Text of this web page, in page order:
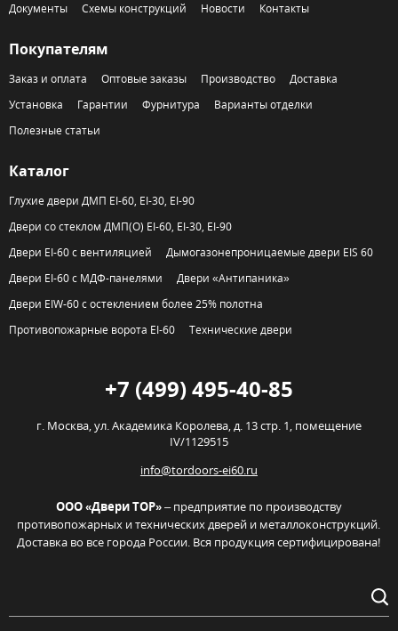
Документы
Схемы конструкций Новости Контакты
Покупателям
Заказ и оплата Оптовые заказы Производство
Доставка
Установка
Гарантии Фурнитура
Варианты отделки
Полезные статьи
Каталог
Глухие двери ДМП EI-60, EI-30, EI-90
Двери со стеклом ДМП(О) EI-60, EI-30, EI-90
Двери EI-60 с вентиляцией
Дымогазонепроницаемые двери EIS 60
Двери EI-60 с МДФ-панелями
Двери «Антипаника»
Двери EIW-60 с остеклением более 25% полотна
Противопожарные ворота EI-60
Технические двери
+7 (499) 495-40-85
г. Москва,ул. Академика Королева, д. 13 стр. 1, помещение
IV/1129515
info@tordoors-ei60.ru
ООО «Двери ТОР»– предприятие по производству
противопожарных и технических дверей и металлоконструкций.
Доставка во все города России. Вся продукция сертифицирована!